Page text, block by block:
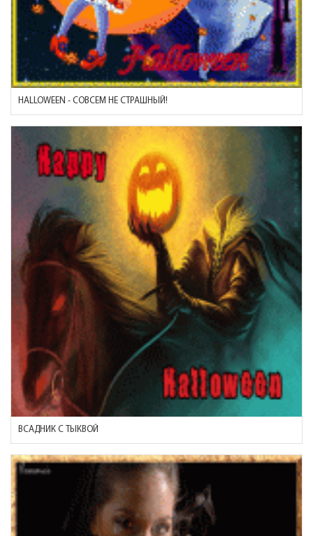
HALLOWEEN - СОВСЕМ НЕ СТРАШНЫЙ!
ВСАДНИК С ТЫКВОЙ